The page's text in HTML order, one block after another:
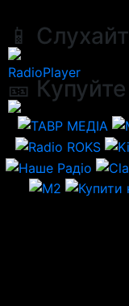
📱
RadioPlayer
🎫